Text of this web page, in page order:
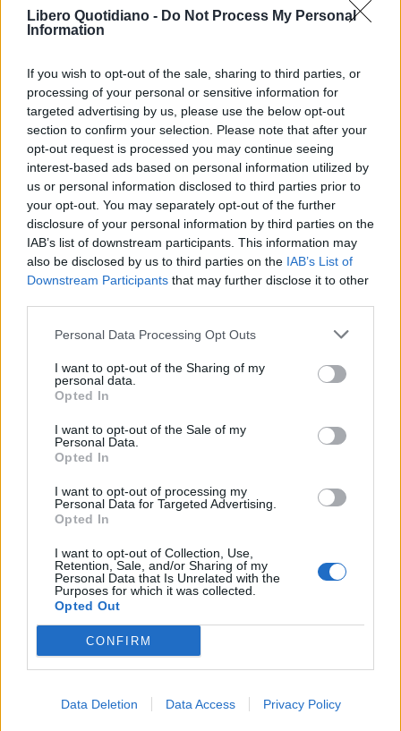
Libero Quotidiano - Do Not Process My Personal
Information
If you wish to opt-out of the sale, sharing to third parties, or
processing of your personal or sensitive information for
targeted advertising by us, please use the below opt-out
section to confirm your selection. Please note that after your
opt-out request is processed you may continue seeing
interest-based ads based on personal information utilized by
us or personal information disclosed to third parties prior to
your opt-out. You may separately opt-out of the further
disclosure of your personal information by third parties on the
IAB’s list of downstream participants. This information may
also be disclosed by us to third parties on the IAB’s List of
Downstream Participants that may further disclose it to other
Personal Data Processing Opt Outs
I want to opt-out of the Sharing of my
personal data.
Opted In
I want to opt-out of the Sale of my
Personal Data.
Opted In
I want to opt-out of processing my
Personal Data for Targeted Advertising.
Opted In
I want to opt-out of Collection, Use,
Retention, Sale, and/or Sharing of my
Personal Data that Is Unrelated with the
Purposes for which it was collected.
Opted Out
CONFIRM
Data Deletion Data Access Privacy Policy
Seguici su Google Discover
Segui Libero Quotidiano su Google Discover
Scegli Libero Quotidiano come fonte preferita
SPETTACOLI
SCIENZA E TECH
Libero ShoppingContattiPubblicitàCookie policy
Condizioni generali
Editoriale Libero S.r.l. - Sede Legale: Via dell’Aprica 18, 20158 Milano -
Registro Imprese di Milano Monza Brianza Lodi: C.F. e P.IVA 06823221004 -
Tutti i diritti riservati - ISSN (sito web): 2531-6370